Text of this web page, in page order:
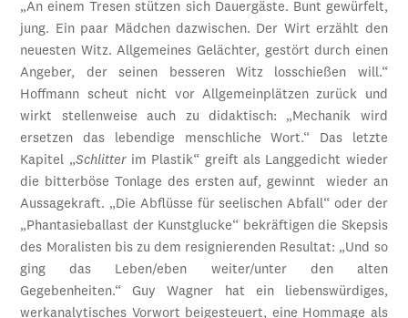
„An einem Tresen stützen sich Dauergäste. Bunt gewürfelt,
jung. Ein paar Mädchen dazwischen. Der Wirt erzählt den
neuesten Witz. Allgemeines Gelächter, gestört durch einen
Angeber, der seinen besseren Witz losschießen will.“
Hoffmann scheut nicht vor Allgemeinplätzen zurück und
wirkt stellenweise auch zu didaktisch: „Mechanik wird
ersetzen das lebendige menschliche Wort.“ Das letzte
Kapitel „Schlitterim Plastik“ greift als Langgedicht wieder
die bitterböse Tonlage des ersten auf, gewinnt wieder an
Aussagekraft. „Die Abflüsse für seelischen Abfall“ oder der
„Phantasieballast der Kunstglucke“ bekräftigen die Skepsis
des Moralisten bis zu dem resignierenden Resultat: „Und so
ging das Leben/eben weiter/unter den alten
Gegebenheiten.“ Guy Wagner hat ein liebenswürdiges,
werkanalytisches Vorwort beigesteuert, eine Hommage als